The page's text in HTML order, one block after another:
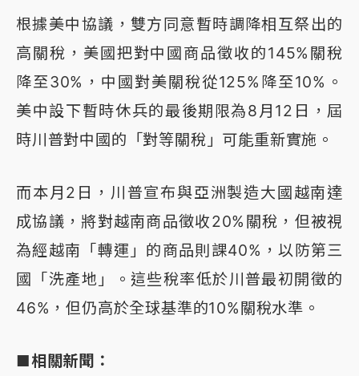
根據美中協議，雙方同意暫時調降相互祭出的
高關稅，美國把對中國商品徵收的145%關稅
降至30%，中國對美關稅從125%降至10%。
美中設下暫時休兵的最後期限為8月12日，屆
時川普對中國的「對等關稅」可能重新實施。
而本月2日，川普宣布與亞洲製造大國越南達
成協議，將對越南商品徵收20%關稅，但被視
為經越南「轉運」的商品則課40%，以防第三
國「洗產地」。這些稅率低於川普最初開徵的
46%，但仍高於全球基準的10%關稅水準。
■相關新聞：